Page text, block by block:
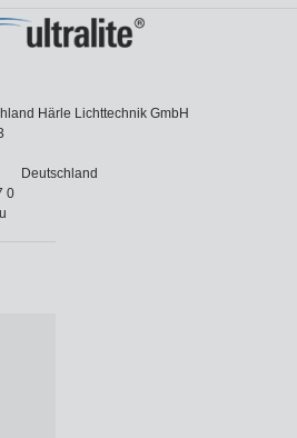
Härle Lichttechnik GmbH
0